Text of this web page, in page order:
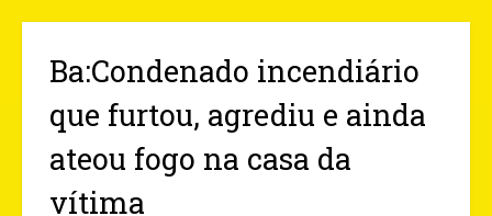
Ba:Condenado incendiário
que furtou, agrediu e ainda
ateou fogo na casa da
vítima